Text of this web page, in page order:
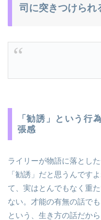
司に突きつけられ
「勧誘」という行
張感
ライリーが物語に落とし
「勧誘」だと思うんです
て、実はとんでもなく重
ない。才能の有無の話で
という、生き方の話だから